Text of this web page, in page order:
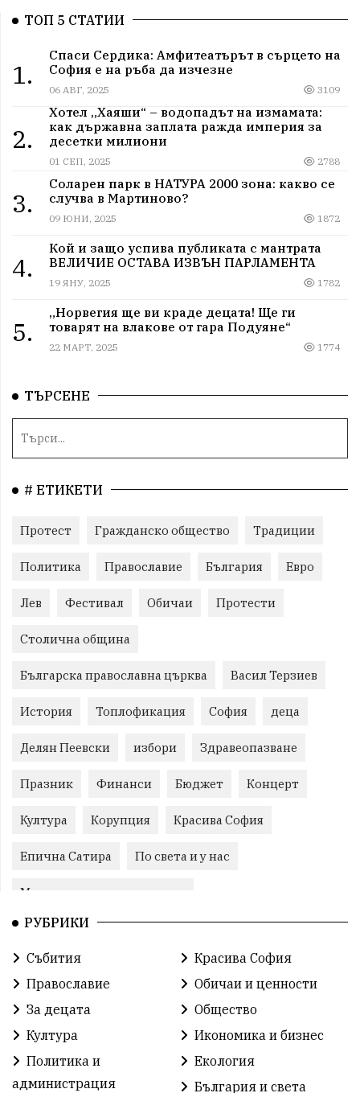
ТОП 5 СТАТИИ
1.
Спаси Сердика: Амфитеатърът в сърцето на
София е на ръба да изчезне
06 АВГ, 2025 3109
2.
Хотел „Хаяши“ – водопадът на измамата:
как държавна заплата ражда империя за
десетки милиони
01 СЕП, 2025 2788
3.
Соларен парк в НАТУРА 2000 зона: какво се
случва в Мартиново?
09 ЮНИ, 2025 1872
4.
Кой и защо успива публиката с мантрата
ВЕЛИЧИЕ ОСТАВА ИЗВЪН ПАРЛАМЕНТА
19 ЯНУ, 2025 1782
5.
„Норвегия ще ви краде децата! Ще ги
товарят на влакове от гара Подуяне“
22 МАРТ, 2025 1774
ТЪРСЕНЕ
# ЕТИКЕТИ
Протест Гражданско общество Традиции
Политика Православие България Евро
Лев Фестивал Обичаи Протести
Столична община
Българска православна църква Васил Терзиев
История Топлофикация София деца
Делян Пеевски избори Здравеопазване
Празник Финанси Бюджет Концерт
Култура Корупция Красива София
Епична Сатира По света и у нас
Международни отношения
конституционен съд
българската общност Исторически парк
Доброволци Слатина
Икономика Красива България измама
РУБРИКИ
Събития
Красива София
Православие
Обичаи и ценности
За децата
Общество
Култура
Икономика и бизнес
Политика и
администрация
Екология
България и света